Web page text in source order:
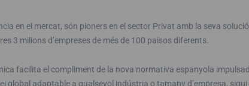
en el mercat, són pioners en el sector Privat amb la seva
3 milions d’empreses de més de 100 països diferents.
facilita el compliment de la nova normativa espanyola
global adaptable a qualsevol indústria o tamany d’empresa,